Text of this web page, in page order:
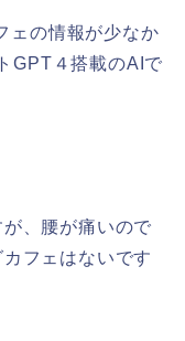
ェの情報が少なか
GPT４搭載のAIで
、腰が痛いので
フェはないです